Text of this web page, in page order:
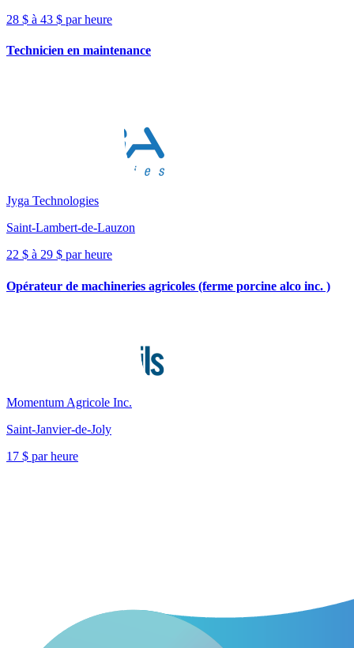
28 $ à 43 $ par heure
Technicien en maintenance
Jyga Technologies
Saint-Lambert-de-Lauzon
22 $ à 29 $ par heure
Opérateur de machineries agricoles (ferme porcine alco inc. )
Momentum Agricole Inc.
Saint-Janvier-de-Joly
17 $ par heure